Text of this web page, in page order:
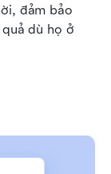
đảm bảo
dù họ ở